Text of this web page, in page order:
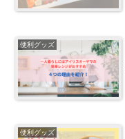
便利グッズ
便利グッズ